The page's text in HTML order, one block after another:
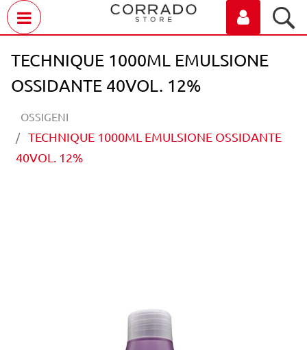
TECHNIQUE 1000ML EMULSIONE
OSSIDANTE 40VOL. 12%
OSSIGENI
TECHNIQUE 1000ML EMULSIONE OSSIDANTE
40VOL. 12%